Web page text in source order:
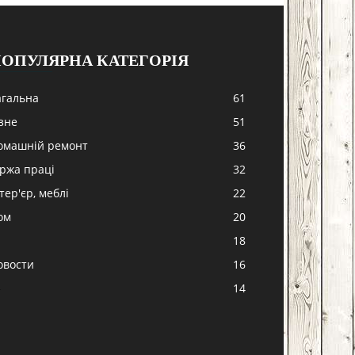
КАТЕГОРІЯ
61
51
ремонт
36
праці
32
меблі
22
20
18
16
14